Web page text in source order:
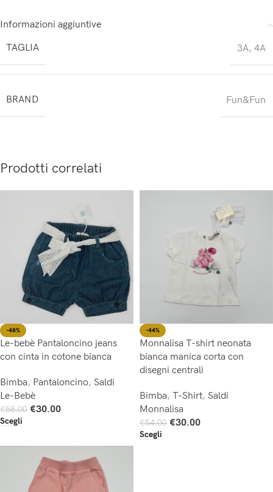
Informazioni aggiuntive
TAGLIA
3A, 4A
BRAND Fun&Fun
Prodotti correlati
-48%
Le-bebè Pantaloncino jeans
con cinta in cotone bianca
Bimba, Pantaloncino, Saldi
Le-Bebè
€58.00 €30.00
Scegli
-44%
Monnalisa T-shirt neonata
bianca manica corta con
disegni centrali
Bimba, T-Shirt, Saldi
Monnalisa
€54.00 €30.00
Scegli